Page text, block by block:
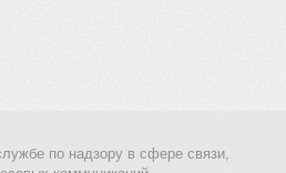
по надзору в сфере связи,